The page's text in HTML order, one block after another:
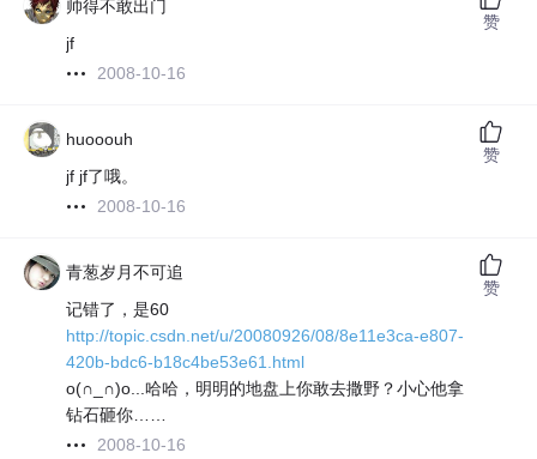
帅得不敢出门
jf
2008-10-16
赞
huooouh
jf jf了哦。
2008-10-16
赞
青葱岁月不可追
记错了，是60
http://topic.csdn.net/u/20080926/08/8e11e3ca-e807-
420b-bdc6-b18c4be53e61.html
o(∩_∩)o...哈哈，明明的地盘上你敢去撒野？小心他拿
钻石砸你……
2008-10-16
赞